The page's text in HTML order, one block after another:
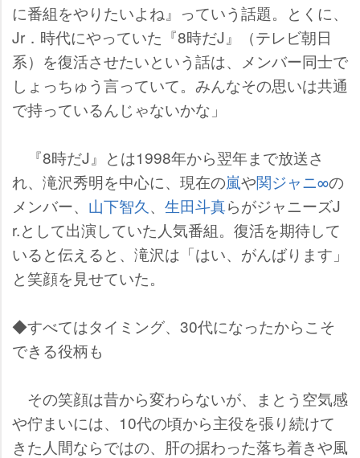
に番組をやりたいよね』っていう話題。とくに、
Jr．時代にやっていた『8時だJ』（テレビ朝日
系）を復活させたいという話は、メンバー同士で
しょっちゅう言っていて。みんなその思いは共通
で持っているんじゃないかな」
『8時だJ』とは1998年から翌年まで放送さ
れ、滝沢秀明を中心に、現在の嵐 関ジャニ∞の
メンバー、 山下智久 、 生田斗真らがジャニーズJ
r.として出演していた人気番組。復活を期待して
いると伝えると、滝沢は「はい、がんばります」
と笑顔を見せていた。
◆すべてはタイミング、30代になったからこそ
できる役柄も
その笑顔は昔から変わらないが、まとう空気感
佇まいには、10代の頃から主役を張り続けて
きた人間ならではの、肝の据わった落ち着きや風